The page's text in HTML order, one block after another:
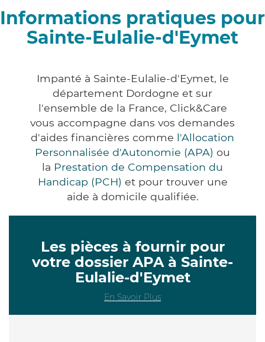
Informations pratiques pour
Sainte-Eulalie-d'Eymet
Impanté à Sainte-Eulalie-d'Eymet, le
département Dordogne et sur
l'ensemble de la France, Click&Care
vous accompagne dans vos demandes
d'aides financières comme l'Allocation
Personnalisée d'Autonomie (APA) ou
la Prestation de Compensation du
Handicap (PCH) et pour trouver une
aide à domicile qualifiée.
Les pièces à fournir pour
votre dossier APA à Sainte-
Eulalie-d'Eymet
En Savoir Plus